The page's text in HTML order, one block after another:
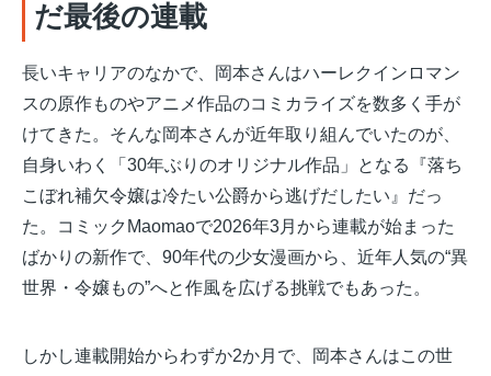
だ最後の連載
長いキャリアのなかで、岡本さんはハーレクインロマン
スの原作ものやアニメ作品のコミカライズを数多く手が
けてきた。そんな岡本さんが近年取り組んでいたのが、
自身いわく「30年ぶりのオリジナル作品」となる『落ち
こぼれ補欠令嬢は冷たい公爵から逃げだしたい』だっ
た。コミックMaomaoで2026年3月から連載が始まった
ばかりの新作で、90年代の少女漫画から、近年人気の“異
世界・令嬢もの”へと作風を広げる挑戦でもあった。
しかし連載開始からわずか2か月で、岡本さんはこの世